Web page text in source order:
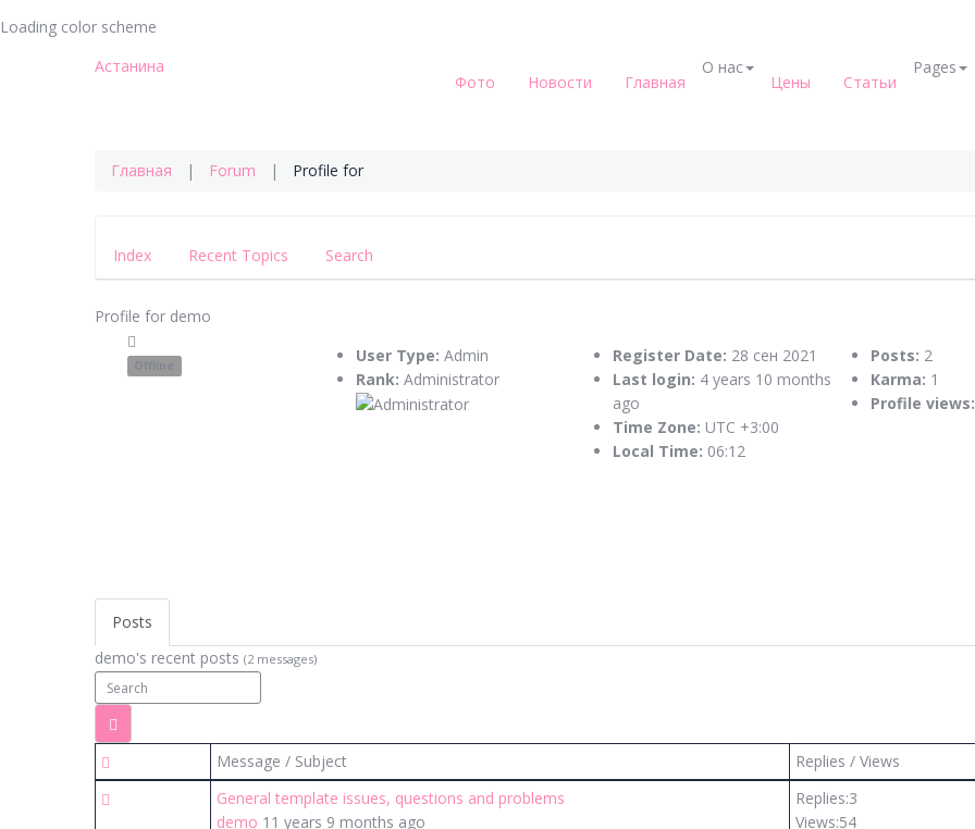
Loading color scheme
Астанина
Фото Новости Главная
О нас
Цены Статьи
Pages
Главная Forum Profile for
Index Recent Topics Search
Profile for demo
User Type: Admin
Rank: Administrator
Register Date: 28 сен 2021
Last login: 4 years 10 months
ago
Time Zone: UTC +3:00
Local Time: 06:12
Posts: 2
Karma: 1
Profile views:
Posts
demo's recent posts (2 messages)
Message / Subject Replies / Views
General template issues, questions and problems
demo 11 years 9 months ago
Replies:3
Views:54